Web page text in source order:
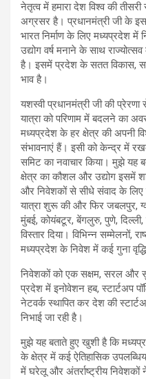
नेतृत्व में हमारा देश विश्व की
अग्रसर है। प्रधानमंत्री जी के
भारत निर्माण के लिए मध्यप्रदेश
उद्योग वर्ष मनाने के साथ
है। इसमें प्रदेश के सतत विकास,
भाव है।
यशस्वी प्रधानमंत्री जी की
यात्रा को परिणाम में बदलने का
मध्यप्रदेश के हर क्षेत्र की अपनी
संभावनाएं हैं। इसी को केन्द्र में
समिट का नवाचार किया। मुझे यह
क्षेत्र का कौशल और उद्योग इसमें
और निवेशकों से सीधे संवाद के
यात्रा शुरू की और फिर जबलपुर,
मुंबई, कोयंबटूर, बेंगलुरु, पुणे,
विस्तार दिया। विभिन्न सम्मेलनों,
मध्यप्रदेश के निवेश में कई गुना
निवेशकों को एक सक्षम, सरल और
प्रदेश में इनोवेशन हब, स्टार्टअप
नेटवर्क स्थापित कर देश की
निभाई जा रही है।
मुझे यह बताते हुए खुशी है कि
के क्षेत्र में कई ऐतिहासिक
में घरेलू और अंतर्राष्ट्रीय